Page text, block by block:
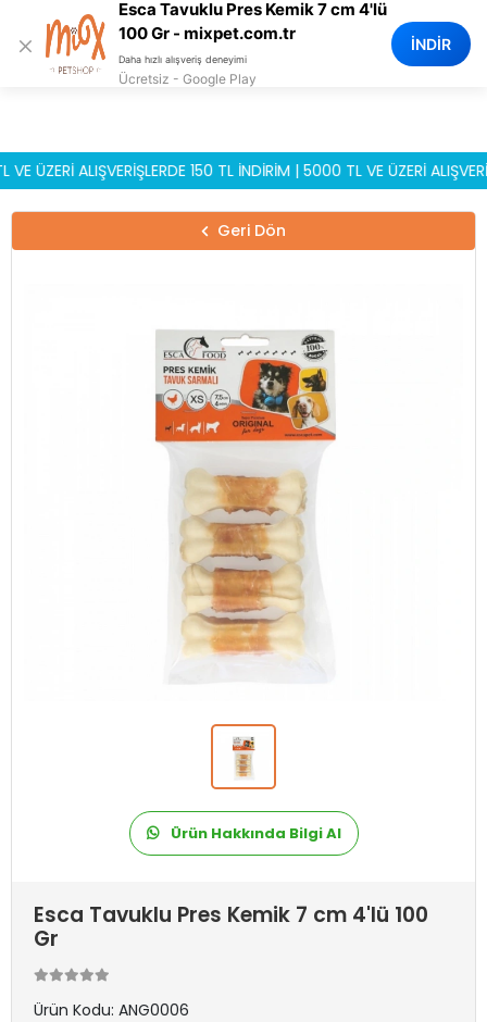
ÜZERİ ALIŞVERİŞLERDE 150 TL İNDİRİM | 5000 TL VE ÜZERİ
0
Geri Dön
Ürün Hakkında Bilgi Al
Esca Tavuklu Pres Kemik 7 cm 4'lü 100
Gr
Ürün Kodu: ANG0006
×
Esca Tavuklu Pres Kemik 7 cm 4'lü
100 Gr - mixpet.com.tr
Daha hızlı alışveriş deneyimi
Ücretsiz - Google Play
İNDİR